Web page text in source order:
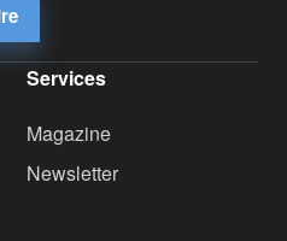
Services
Magazine
Newsletter